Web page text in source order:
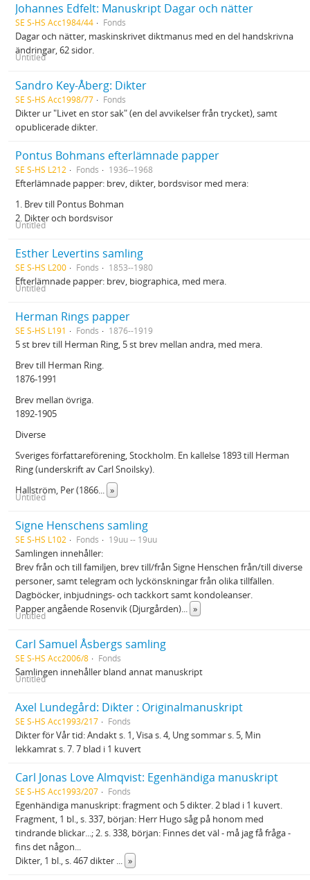
Johannes Edfelt: Manuskript Dagar och nätter
SE S-HS Acc1984/44 Fonds
Dagar och nätter, maskinskrivet diktmanus med en del handskrivna
ändringar, 62 sidor.
Untitled
Sandro Key-Åberg: Dikter
SE S-HS Acc1998/77 Fonds
Dikter ur "Livet en stor sak" (en del avvikelser från trycket), samt
opublicerade dikter.
Pontus Bohmans efterlämnade papper
SE S-HS L212 Fonds 1936--1968
Efterlämnade papper: brev, dikter, bordsvisor med mera:
1. Brev till Pontus Bohman
2. Dikter och bordsvisor
Untitled
Esther Levertins samling
SE S-HS L200 Fonds 1853--1980
Efterlämnade papper: brev, biographica, med mera.
Untitled
Herman Rings papper
SE S-HS L191 Fonds 1876--1919
5 st brev till Herman Ring, 5 st brev mellan andra, med mera.
Brev till Herman Ring.
1876-1991
Brev mellan övriga.
1892-1905
Diverse
Sveriges författareförening, Stockholm. En kallelse 1893 till Herman
Ring (underskrift av Carl Snoilsky).
Hallström, Per (1866... »
Untitled
Signe Henschens samling
SE S-HS L102 Fonds 19uu -- 19uu
Samlingen innehåller:
Brev från och till familjen, brev till/från Signe Henschen från/till diverse
personer, samt telegram och lyckönskningar från olika tillfällen.
Dagböcker, inbjudnings- och tackkort samt kondoleanser.
Papper angående Rosenvik (Djurgården)... »
Untitled
Carl Samuel Åsbergs samling
SE S-HS Acc2006/8 Fonds
Samlingen innehåller bland annat manuskript
Untitled
Axel Lundegård: Dikter : Originalmanuskript
SE S-HS Acc1993/217 Fonds
Dikter för Vår tid: Andakt s. 1, Visa s. 4, Ung sommar s. 5, Min
lekkamrat s. 7. 7 blad i 1 kuvert
Carl Jonas Love Almqvist: Egenhändiga manuskript
SE S-HS Acc1993/207 Fonds
Egenhändiga manuskript: fragment och 5 dikter. 2 blad i 1 kuvert.
Fragment, 1 bl., s. 337, början: Herr Hugo såg på honom med
tindrande blickar...; 2. s. 338, början: Finnes det väl - må jag få fråga -
fins det någon...
Dikter, 1 bl., s. 467 dikter ... »